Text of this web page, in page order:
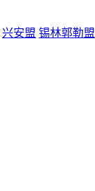
兴安盟 锡林郭勒盟